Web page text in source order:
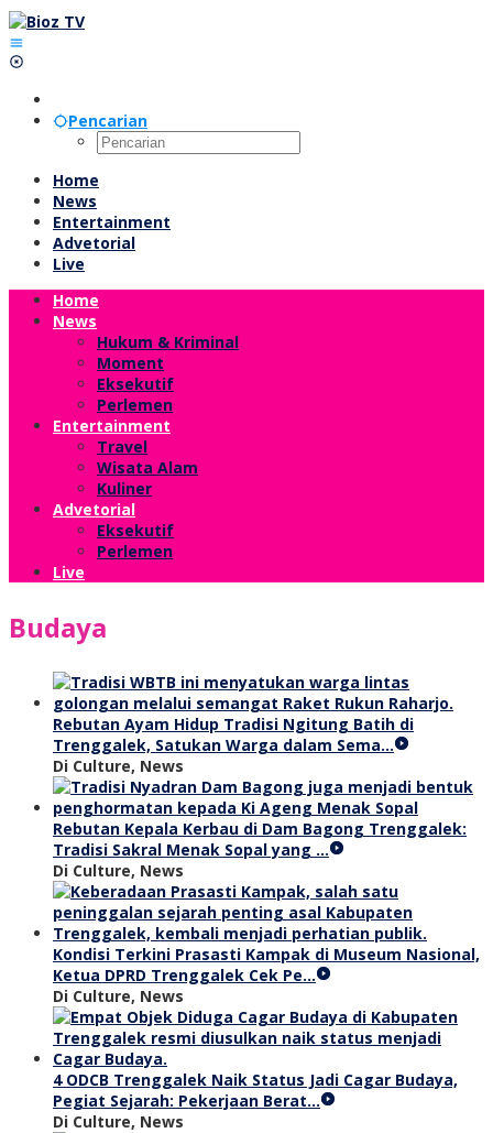
Lewati
ke
konten
Pencarian
Home
News
Entertainment
Advetorial
Live
Home
News
Hukum & Kriminal
Moment
Eksekutif
Perlemen
Entertainment
Travel
Wisata Alam
Kuliner
Advetorial
Eksekutif
Perlemen
Live
Budaya
Rebutan Ayam Hidup Tradisi Ngitung Batih di
Trenggalek, Satukan Warga dalam Sema…
Di Culture, News
Rebutan Kepala Kerbau di Dam Bagong Trenggalek:
Tradisi Sakral Menak Sopal yang …
Di Culture, News
Kondisi Terkini Prasasti Kampak di Museum Nasional,
Ketua DPRD Trenggalek Cek Pe…
Di Culture, News
4 ODCB Trenggalek Naik Status Jadi Cagar Budaya,
Pegiat Sejarah: Pekerjaan Berat…
Di Culture, News